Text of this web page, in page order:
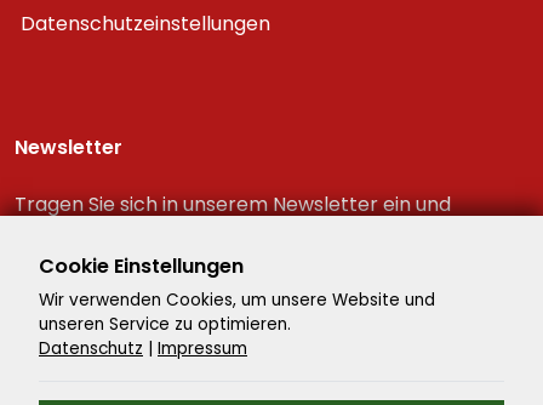
Datenschutzeinstellungen
Newsletter
Tragen Sie sich in unserem Newsletter ein und
Reiseschnäppchen!
Cookie Einstellungen
Wir verwenden Cookies, um unsere Website und
unseren Service zu optimieren.
Datenschutz | Impressum